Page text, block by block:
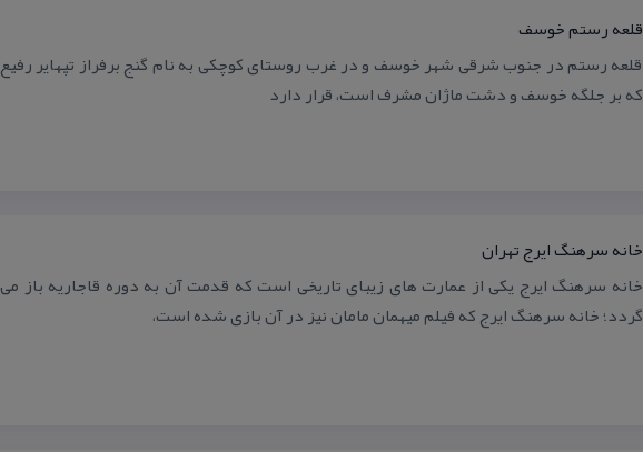
قلعه رستم خوسف
قلعه رستم در جنوب شرقی شهر خوسف و در غرب روستای كوچكی به نام گنج برفراز تپه­ایر رفیع
كه بر جلگه خوسف و دشت ماژان مشرف است، قرار دارد
خانه سرهنگ ایرج تهران
خانه سرهنگ ایرج یكی از عمارت های زیبای تاریخی است كه قدمت آن به دوره قاجاریه باز می
گردد؛ خانه سرهنگ ایرج كه فیلم میهمان مامان نیز در آن بازی شده است،